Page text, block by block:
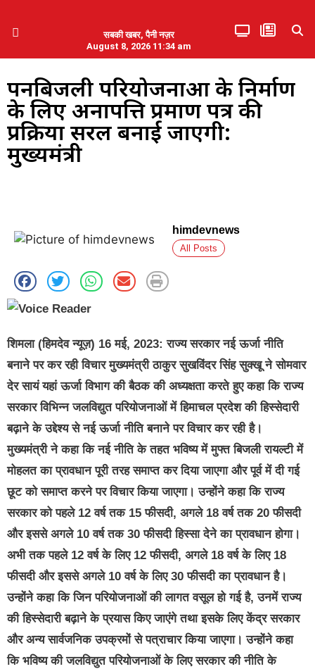
सबकी खबर, पैनी नज़र
August 8, 2026 11:34 am
पनबिजली परियोजनाओं के निर्माण
के लिए अनापत्ति प्रमाण पत्र की
प्रक्रिया सरल बनाई जाएगी:
मुख्यमंत्री
himdevnews
All Posts
शिमला (हिमदेव न्यूज़) 16 मई, 2023:राज्य सरकार नई ऊर्जा नीति
बनाने पर कर रही विचारमुख्यमंत्री ठाकुर सुखविंदर सिंह सुक्खू ने सोमवार
देर सायं यहां ऊर्जा विभाग की बैठक की अध्यक्षता करते हुए कहा कि राज्य
सरकार विभिन्न जलविद्युत परियोजनाओं में हिमाचल प्रदेश की हिस्सेदारी
बढ़ाने के उद्देश्य से नई ऊर्जा नीति बनाने पर विचार कर रही है।
मुख्यमंत्री ने कहा कि नई नीति के तहत भविष्य में मुफ्त बिजली रायल्टी में
मोहलत का प्रावधान पूरी तरह समाप्त कर दिया जाएगा और पूर्व में दी गई
छूट को समाप्त करने पर विचार किया जाएगा। उन्होंने कहा कि राज्य
सरकार को पहले 12 वर्ष तक 15 फीसदी, अगले 18 वर्ष तक 20 फीसदी
और इससे अगले 10 वर्ष तक 30 फीसदी हिस्सा देने का प्रावधान होगा।
अभी तक पहले 12 वर्ष के लिए 12 फीसदी, अगले 18 वर्ष के लिए 18
फीसदी और इससे अगले 10 वर्ष के लिए 30 फीसदी का प्रावधान है।
उन्होंने कहा कि जिन परियोजनाओं की लागत वसूल हो गई है, उनमें राज्य
की हिस्सेदारी बढ़ाने के प्रयास किए जाएंगे तथा इसके लिए केंद्र सरकार
और अन्य सार्वजनिक उपक्रमों से पत्राचार किया जाएगा। उन्होंने कहा
कि भविष्य की जलविद्युत परियोजनाओं के लिए सरकार की नीति के